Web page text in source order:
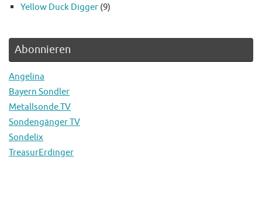
Yellow Duck Digger (9)
Abonnieren
Angelina
Bayern Sondler
Metallsonde.TV
Sondengänger TV
Sondelix
TreasurErdinger